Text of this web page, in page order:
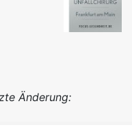
Änderung: